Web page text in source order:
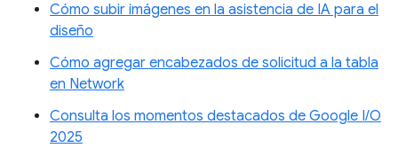
Cómo subir imágenes en la asistencia de IA para el
diseño
Cómo agregar encabezados de solicitud a la tabla
en Network
Consulta los momentos destacados de Google I/O
2025